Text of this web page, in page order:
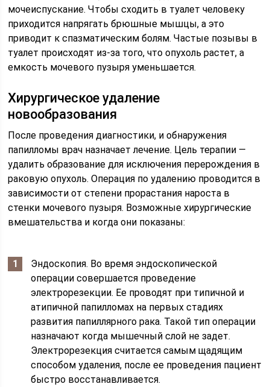
мочеиспускание. Чтобы сходить в туалет человеку
приходится напрягать брюшные мышцы, а это
приводит к спазматическим болям. Частые позывы в
туалет происходят из-за того, что опухоль растет, а
емкость мочевого пузыря уменьшается.
Хирургическое удаление
новообразования
После проведения диагностики, и обнаружения
папилломы врач назначает лечение. Цель терапии —
удалить образование для исключения перерождения в
раковую опухоль. Операция по удалению проводится в
зависимости от степени прорастания нароста в
стенки мочевого пузыря. Возможные хирургические
вмешательства и когда они показаны:
Эндоскопия. Во время эндоскопической
операции совершается проведение
электрорезекции. Ее проводят при типичной и
атипичной папилломах на первых стадиях
развития папиллярного рака. Такой тип операции
назначают когда мышечный слой не задет.
Электрорезекция считается самым щадящим
способом удаления, после ее проведения пациент
быстро восстанавливается.